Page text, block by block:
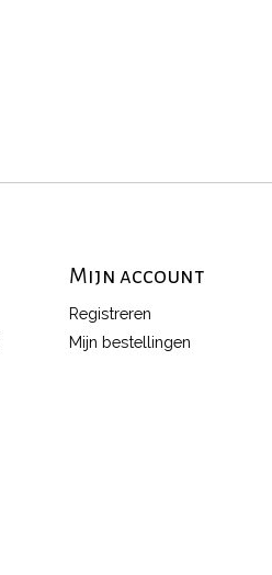
Mijn account
Registreren
Mijn bestellingen